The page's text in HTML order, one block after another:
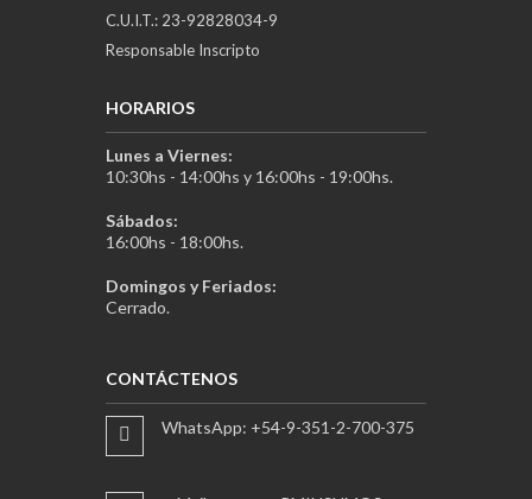
C.U.I.T.: 23-92828034-9
Responsable Inscripto
HORARIOS
Lunes a Viernes:
10:30hs - 14:00hs y 16:00hs - 19:00hs.
Sábados:
16:00hs - 18:00hs.
Domingos y Feriados:
Cerrado.
CONTÁCTENOS
WhatsApp: +54-9-351-2-700-375